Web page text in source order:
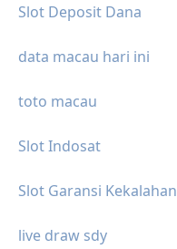
Slot Deposit Dana
data macau hari ini
toto macau
Slot Indosat
Slot Garansi Kekalahan
live draw sdy